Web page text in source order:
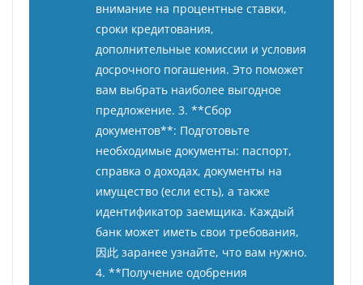
внимание на процентные ставки,
сроки кредитования,
дополнительные комиссии и условия
досрочного погашения. Это поможет
вам выбрать наиболее выгодное
предложение. 3. **Сбор
документов**: Подготовьте
необходимые документы: паспорт,
справка о доходах, документы на
имущество (если есть), а также
идентификатор заемщика. Каждый
банк может иметь свои требования,
因此 заранее узнайте, что вам нужно.
4. **Получение одобрения